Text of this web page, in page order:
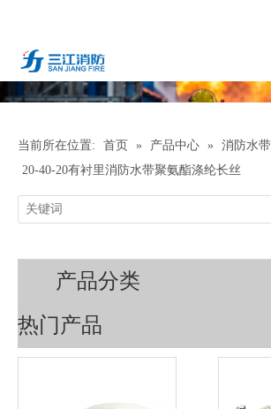
当前所在位置: 首页 » 产品中心 » 消防水带
20-40-20有衬里消防水带聚氨酯涤纶长丝
产品分类
热门产品